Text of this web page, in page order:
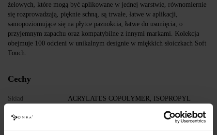
żelowych, które mogą być aplikowane w jednej warstwie, równomiernie
się rozprowadzają, pięknie schną, są trwałe, łatwe w aplikacji,
samopoziomujące się na płytce paznokcia, łatwe do usunięcia, o
przyjemnym zapachu oraz kompatybilne z innymi markami. Kolekcja
obejmuje 100 odcieni w unikalnym designie w miękkich słoiczkach Soft
Touch.
Cechy
Skład
ACRYLATES COPOLYMER, ISOPROPYL
TRIISOSTEARATE, DIMETHICONE,
HYDROXYPROPYL METHACRYLATE, BIS-
TRIMETHYLBENZOYL PHENYLPHOSPHINE